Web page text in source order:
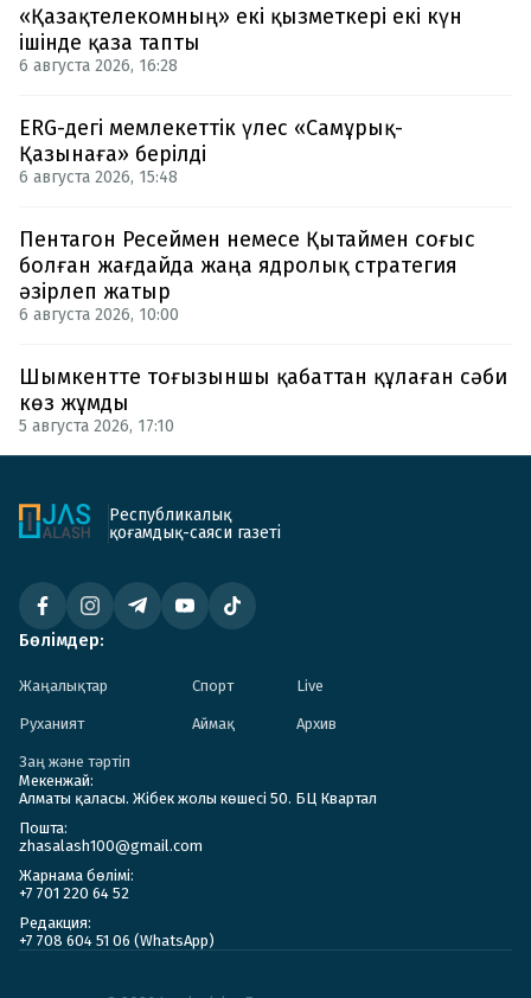
«Қазақтелекомның» екі қызметкері екі күн
ішінде қаза тапты
6 августа 2026, 16:28
ERG-дегі мемлекеттік үлес «Самұрық-
Қазынаға» берілді
6 августа 2026, 15:48
Пентагон Ресеймен немесе Қытаймен соғыс
болған жағдайда жаңа ядролық стратегия
әзірлеп жатыр
6 августа 2026, 10:00
Шымкентте тоғызыншы қабаттан құлаған сәби
көз жұмды
5 августа 2026, 17:10
Республикалық
қоғамдық-саяси газеті
Бөлімдер:
Жаңалықтар Спорт Live
Руханият Аймақ Архив
Заң және тәртіп
Мекенжай:
Алматы қаласы. Жібек жолы көшесі 50. БЦ Квартал
Пошта:
zhasalash100@gmail.com
Жарнама бөлімі:
+7 701 220 64 52
Редакция:
+7 708 604 51 06 (WhatsApp)